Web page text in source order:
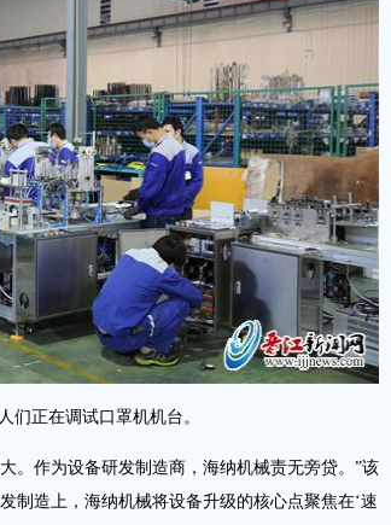
们正在调试口罩机机台。
作为设备研发制造商，海纳机械责无旁贷。”该
制造上，海纳机械将设备升级的核心点聚焦在‘速